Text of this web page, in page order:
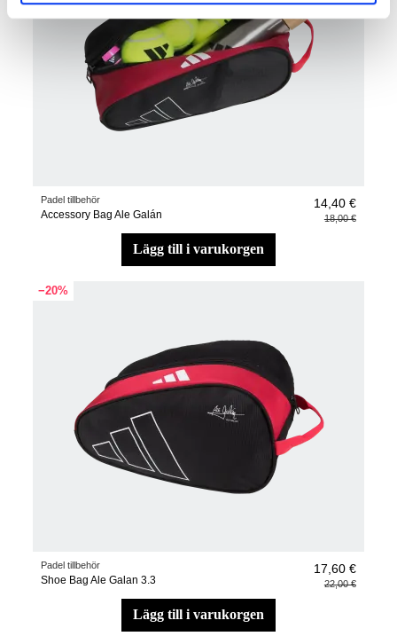
Padel tillbehör
Accessory Bag Ale Galán
14,40 €
18,00 €
lägg till i varukorgen
−20%
Padel tillbehör
Shoe Bag Ale Galan 3.3
17,60 €
22,00 €
lägg till i varukorgen